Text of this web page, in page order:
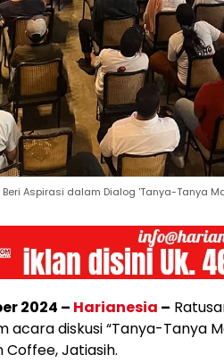
Aspirasi dalam Dialog 'Tanya-Tanya
2024 – Harianesia –
acara diskusi “Tanya-Tanya
Coffee, Jatiasih.